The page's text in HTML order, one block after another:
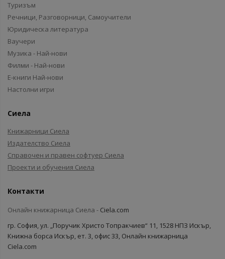
Туризъм
Речници, Разговорници, Самоучители
Юридическа литература
Ваучери
Музика - Най-нови
Филми - Най-нови
Е-книги Най-нови
Настолни игри
Сиела
Книжарници Сиела
Издателство Сиела
Справочен и правен софтуер Сиела
Проекти и обучения Сиела
Контакти
Онлайн книжарница Сиела - Ciela.com
гр. София, ул. „Поручик Христо Топракчиев“ 11, 1528 НПЗ Искър,
Книжна борса Искър, ет. 3, офис 33, Онлайн книжарница
Ciela.com